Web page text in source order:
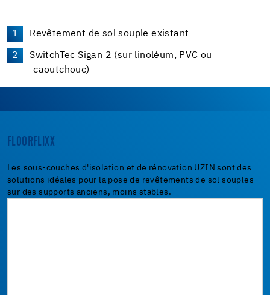
Revêtement de sol souple existant
SwitchTec Sigan 2 (sur linoléum, PVC ou
caoutchouc)
FLOORFLIXX
Les sous-couches d'isolation et de rénovation UZIN sont des
solutions idéales pour la pose de revêtements de sol souples
sur des supports anciens, moins stables.